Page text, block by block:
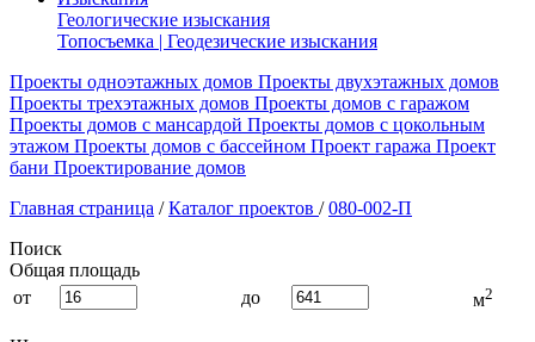
Геологические изыскания
Топосъемка | Геодезические изыскания
Проекты одноэтажных домов Проекты двухэтажных домов
Проекты трехэтажных домов Проекты домов с гаражом
Проекты домов с мансардой Проекты домов с цокольным
этажом Проекты домов с бассейном Проект гаража Проект
бани Проектирование домов
Главная страница / Каталог проектов / 080-002-П
Поиск
Общая площадь
от
до м2